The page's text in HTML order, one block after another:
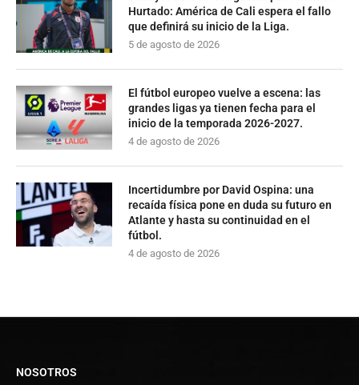
Hurtado: América de Cali espera el fallo
que definirá su inicio de la Liga.
5 de agosto de 2026
El fútbol europeo vuelve a escena: las
grandes ligas ya tienen fecha para el
inicio de la temporada 2026-2027.
4 de agosto de 2026
Incertidumbre por David Ospina: una
recaída física pone en duda su futuro en
Atlante y hasta su continuidad en el
fútbol.
4 de agosto de 2026
NOSOTROS